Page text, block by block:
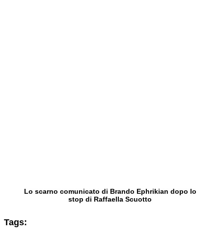
Lo scarno comunicato di Brando Ephrikian dopo lo
stop di Raffaella Scuotto
Tags: